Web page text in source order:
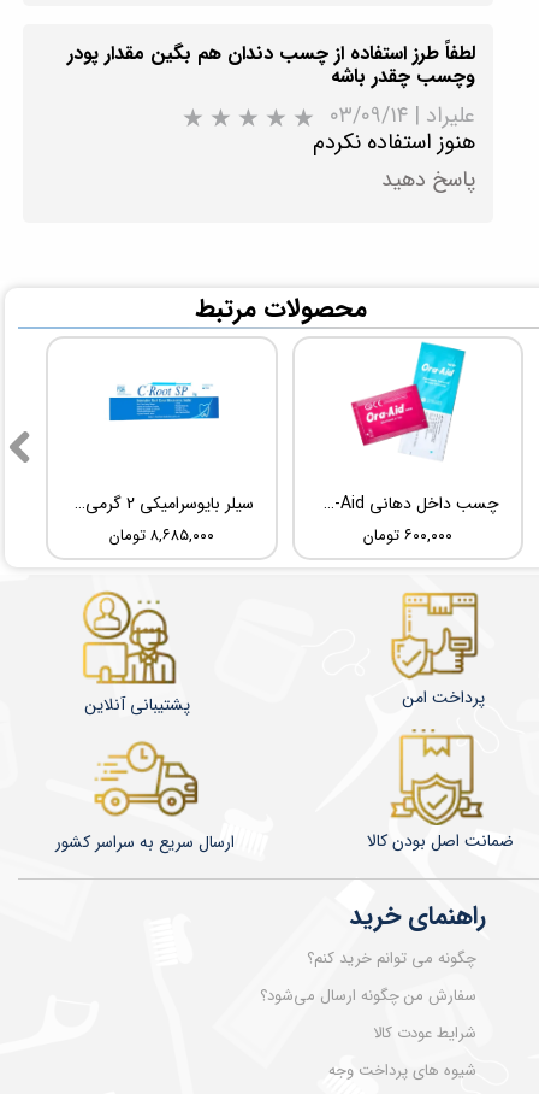
★
★★★★
★
لطفاً طرز استفاده از چسب دندان هم بگین مقدار پودر
وچسب چقدر باشه
علیراد | ۰۳/۰۹/۱۴
هنوز استفاده نکردم
پاسخ دهید
سیلر بایوسرامیکی 2 گرمی Root Dental Medical C-Root SP
۸,۶۸۵,۰۰۰ تومان
چسب داخل دهانی TBM Ora-Aid
۶۰۰,۰۰۰ تومان
​محصولات مرتبط
راهنمای خرید
چگونه می توانم خرید کنم؟
سفارش من چگونه ارسال می‌شود؟
شرایط عودت کالا
شیوه های پرداخت وجه
​​​​ارسال سریع به سراسر کشور ضمانت اصل بودن کالا
پشتیبانی آنلاین پرداخت امن